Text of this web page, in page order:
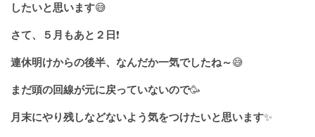
したいと思います😅
さて、５月もあと２日❗️
連休明けからの後半、なんだか一気でしたね～😅
まだ頭の回線が元に戻っていないので🥳
月末にやり残しなどないよう気をつけたいと思います✨